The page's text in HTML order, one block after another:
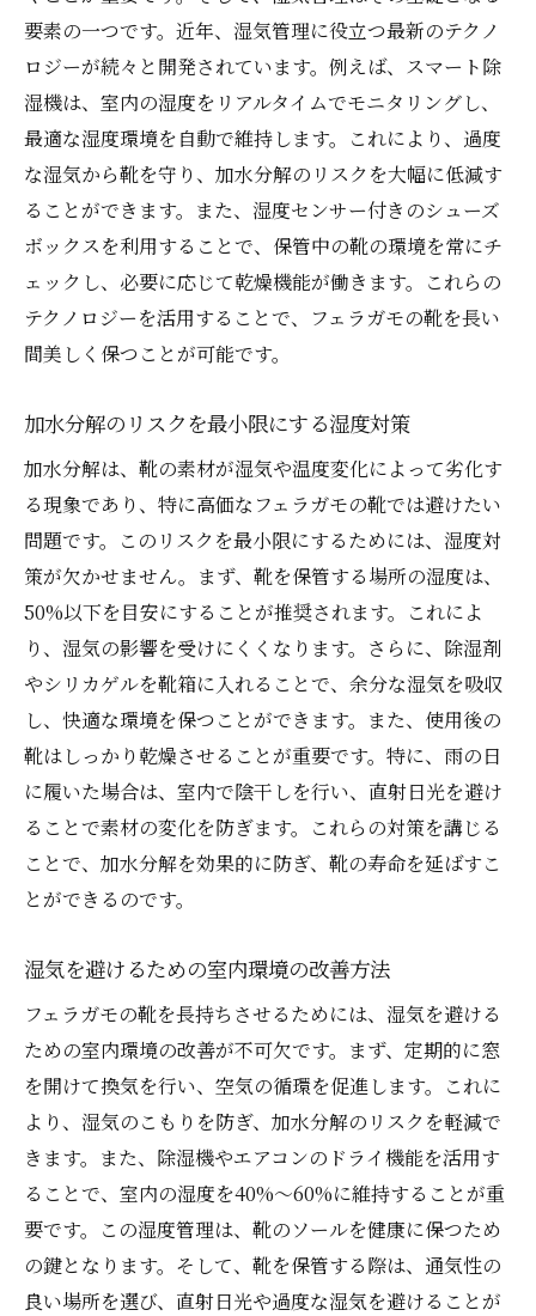
要素の一つです。近年、湿気管理に役立つ最新のテクノ
ロジーが続々と開発されています。例えば、スマート除
湿機は、室内の湿度をリアルタイムでモニタリングし、
最適な湿度環境を自動で維持します。これにより、過度
な湿気から靴を守り、加水分解のリスクを大幅に低減す
ることができます。また、湿度センサー付きのシューズ
ボックスを利用することで、保管中の靴の環境を常にチ
ェックし、必要に応じて乾燥機能が働きます。これらの
テクノロジーを活用することで、フェラガモの靴を長い
間美しく保つことが可能です。
加水分解のリスクを最小限にする湿度対策
加水分解は、靴の素材が湿気や温度変化によって劣化す
る現象であり、特に高価なフェラガモの靴では避けたい
問題です。このリスクを最小限にするためには、湿度対
策が欠かせません。まず、靴を保管する場所の湿度は、
50%以下を目安にすることが推奨されます。これによ
り、湿気の影響を受けにくくなります。さらに、除湿剤
やシリカゲルを靴箱に入れることで、余分な湿気を吸収
し、快適な環境を保つことができます。また、使用後の
靴はしっかり乾燥させることが重要です。特に、雨の日
に履いた場合は、室内で陰干しを行い、直射日光を避け
ることで素材の変化を防ぎます。これらの対策を講じる
ことで、加水分解を効果的に防ぎ、靴の寿命を延ばすこ
とができるのです。
湿気を避けるための室内環境の改善方法
フェラガモの靴を長持ちさせるためには、湿気を避ける
ための室内環境の改善が不可欠です。まず、定期的に窓
を開けて換気を行い、空気の循環を促進します。これに
より、湿気のこもりを防ぎ、加水分解のリスクを軽減で
きます。また、除湿機やエアコンのドライ機能を活用す
ることで、室内の湿度を40%～60%に維持することが重
要です。この湿度管理は、靴のソールを健康に保つため
の鍵となります。そして、靴を保管する際は、通気性の
良い場所を選び、直射日光や過度な湿気を避けることが